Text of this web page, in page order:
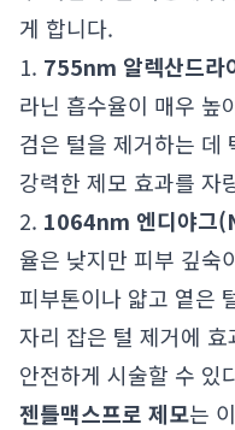
게 합니다.
1. 755nm 알렉산드
라닌 흡수율이 매우 높
검은 털을 제거하는 데
강력한 제모 효과를 자
2. 1064nm 엔디야그
율은 낮지만 피부 깊숙
피부톤이나 얇고 옅은
자리 잡은 털 제거에
안전하게 시술할 수 있
젠틀맥스프로 제모는